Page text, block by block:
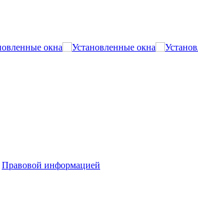
Правовой информацией